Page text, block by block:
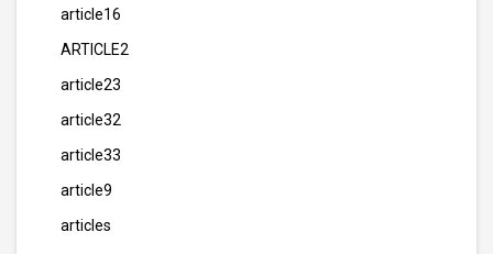
article16
ARTICLE2
article23
article32
article33
article9
articles